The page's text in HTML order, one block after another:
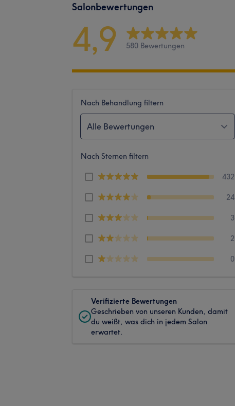
Salonbewertungen
4,9 580 Bewertungen
Nach Behandlung filtern
Alle Bewertungen
Nach Sternen filtern
432
24
3
2
0
Verifizierte Bewertungen
Geschrieben von unseren Kunden, damit
du weißt, was dich in jedem Salon
erwartet.